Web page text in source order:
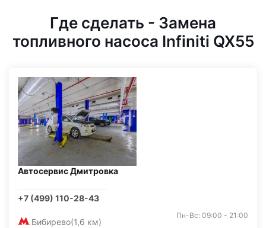
Где сделать - Замена
топливного насоса Infiniti QX55
Автосервис Дмитровка
+7 (499) 110-28-43
Бибирево(1,6 км)
Пн-Вс: 09:00 - 21:00